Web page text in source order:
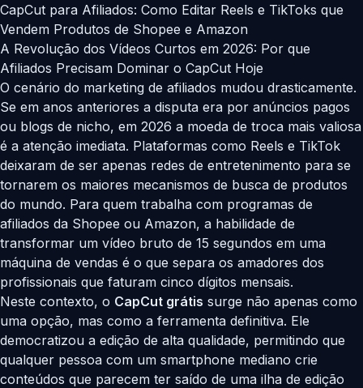
CapCut para Afiliados: Como Editar Reels e TikToks que
Vendem Produtos de Shopee e Amazon
A Revolução dos Vídeos Curtos em 2026: Por que
Afiliados Precisam Dominar o CapCut Hoje
O cenário do marketing de afiliados mudou drasticamente.
Se em anos anteriores a disputa era por anúncios pagos
ou blogs de nicho, em 2026 a moeda de troca mais valiosa
é a atenção imediata. Plataformas como Reels e TikTok
deixaram de ser apenas redes de entretenimento para se
tornarem os maiores mecanismos de busca de produtos
do mundo. Para quem trabalha com programas de
afiliados da Shopee ou Amazon, a habilidade de
transformar um vídeo bruto de 15 segundos em uma
máquina de vendas é o que separa os amadores dos
profissionais que faturam cinco dígitos mensais.
Neste contexto, o CapCut grátis surge não apenas como
uma opção, mas como a ferramenta definitiva. Ele
democratizou a edição de alta qualidade, permitindo que
qualquer pessoa com um smartphone mediano crie
conteúdos que parecem ter saído de uma ilha de edição